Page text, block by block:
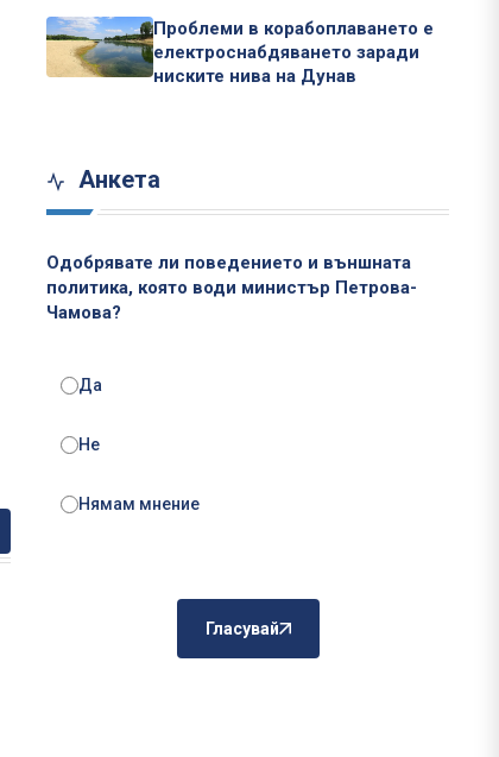
Проблеми в корабоплаването е
електроснабдяването заради
ниските нива на Дунав
Анкета
Одобрявате ли поведението и външната
политика, която води министър Петрова-
Чамова?
Да
Не
Нямам мнение
Гласувай